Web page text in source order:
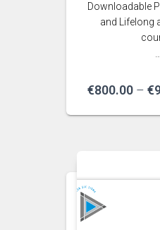
Downloadable
and Lifelong
€800.00 – €